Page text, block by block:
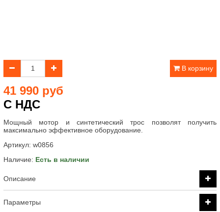
В корзину
41 990 руб
С НДС
Мощный мотор и синтетический трос позволят получить
максимально эффективное оборудование.
Артикул: w0856
Наличие: Есть в наличии
Описание
Параметры